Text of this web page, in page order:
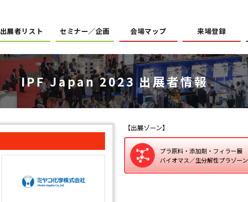
出展者リスト セミナー／企画 会場マップ 来場登録
IPF Japan 2023 出展者情報
【出展ゾーン】
プラ原料・添加剤・フィラー展
バイオマス／生分解性プラゾーン